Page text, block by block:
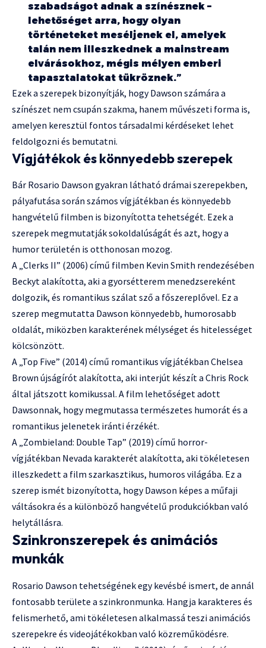
szabadságot adnak a színésznek –
lehetőséget arra, hogy olyan
történeteket meséljenek el, amelyek
talán nem illeszkednek a mainstream
elvárásokhoz, mégis mélyen emberi
tapasztalatokat tükröznek.”
Ezek a szerepek bizonyítják, hogy Dawson számára a
színészet nem csupán szakma, hanem művészeti forma is,
amelyen keresztül fontos társadalmi kérdéseket lehet
feldolgozni és bemutatni.
Vígjátékok és könnyedebb szerepek
Bár Rosario Dawson gyakran látható drámai szerepekben,
pályafutása során számos vígjátékban és könnyedebb
hangvételű filmben is bizonyította tehetségét. Ezek a
szerepek megmutatják sokoldalúságát és azt, hogy a
humor területén is otthonosan mozog.
A „Clerks II” (2006) című filmben Kevin Smith rendezésében
Beckyt alakította, aki a gyorsétterem menedzsereként
dolgozik, és romantikus szálat sző a főszereplővel. Ez a
szerep megmutatta Dawson könnyedebb, humorosabb
oldalát, miközben karakterének mélységet és hitelességet
kölcsönzött.
A „Top Five” (2014) című romantikus vígjátékban Chelsea
Brown újságírót alakította, aki interjút készít a Chris Rock
által játszott komikussal. A film lehetőséget adott
Dawsonnak, hogy megmutassa természetes humorát és a
romantikus jelenetek iránti érzékét.
A „Zombieland: Double Tap” (2019) című horror-
vígjátékban Nevada karakterét alakította, aki tökéletesen
illeszkedett a film szarkasztikus, humoros világába. Ez a
szerep ismét bizonyította, hogy Dawson képes a műfaji
váltásokra és a különböző hangvételű produkciókban való
helytállásra.
Szinkronszerepek és animációs
munkák
Rosario Dawson tehetségének egy kevésbé ismert, de annál
fontosabb területe a szinkronmunka. Hangja karakteres és
felismerhető, ami tökéletesen alkalmassá teszi animációs
szerepekre és videojátékokban való közreműködésre.